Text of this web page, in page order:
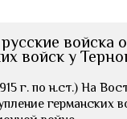
войска
войск у
г. по н.ст.) На
германских